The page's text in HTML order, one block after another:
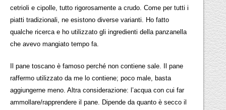
cetrioli e cipolle, tutto rigorosamente a crudo. Come per tutti i
piatti tradizionali, ne esistono diverse varianti. Ho fatto
qualche ricerca e ho utilizzato gli ingredienti della panzanella
che avevo mangiato tempo fa.
Il pane toscano è famoso perché non contiene sale. Il pane
raffermo utilizzato da me lo contiene; poco male, basta
aggiungerne meno. Altra considerazione: l’acqua con cui far
ammollare/rapprendere il pane. Dipende da quanto è secco il